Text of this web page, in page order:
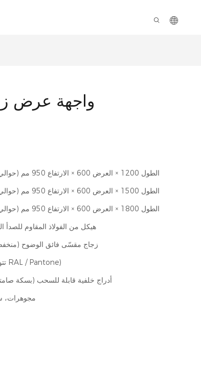
واجهة عرض
الطول 1200 × العرض 600 × الارتفاع 950 مم (حوالي 47.2 بوصة × 23.6 بوصة × 37.4 بوصة)
الطول 1500 × العرض 600 × الارتفاع 950 مم (حوالي 59.0 بوصة × 23.6 بوصة × 37.4 بوصة)
الطول 1800 × العرض 600 × الارتفاع 950 مم (حوالي 70.9 بوصة × 23.6 بوصة × 37.4 بوصة)
هيكل من الفولاذ المقاوم للصدأ
زجاج مقسّى فائق الوضوح
قابل للتخصيص بالكامل (تتوفر مطابقة ألوان RAL / Pantone)
أدراج خلفية قابلة للسحب (بسكة
مجوهرات،